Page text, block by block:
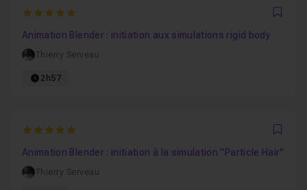
5
Animation Blender : initiation aux simulations rigid body
Thierry Serveau
2h57
5
Animation Blender : initiation à la simulation "Particle Hair"
Thierry Serveau